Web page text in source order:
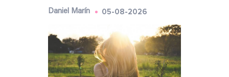
Daniel Marín 05-08-2026